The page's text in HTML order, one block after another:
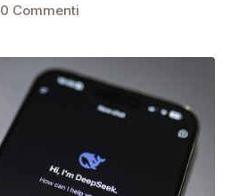
0 Commenti